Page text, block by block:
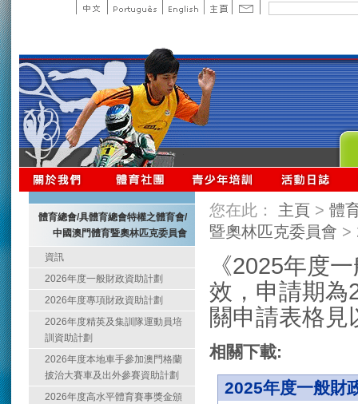
體育總會/具體育總會特權之體育會/
中國澳門體育暨奧林匹克委員會
資訊
2026年度一般財政資助計劃
2026年度專項財政資助計劃
2026年度精英及集訓隊運動員培
訓資助計劃
2026年度本地車手參加澳門格蘭
披治大賽車及出外參賽資助計劃
2026年度高水平體育賽事獎金頒
您在此： 主頁 > 體
暨奧林匹克委員會 >
《2025年度
效，申請期為
關申請表格見
相關下載:
2025年度一般財